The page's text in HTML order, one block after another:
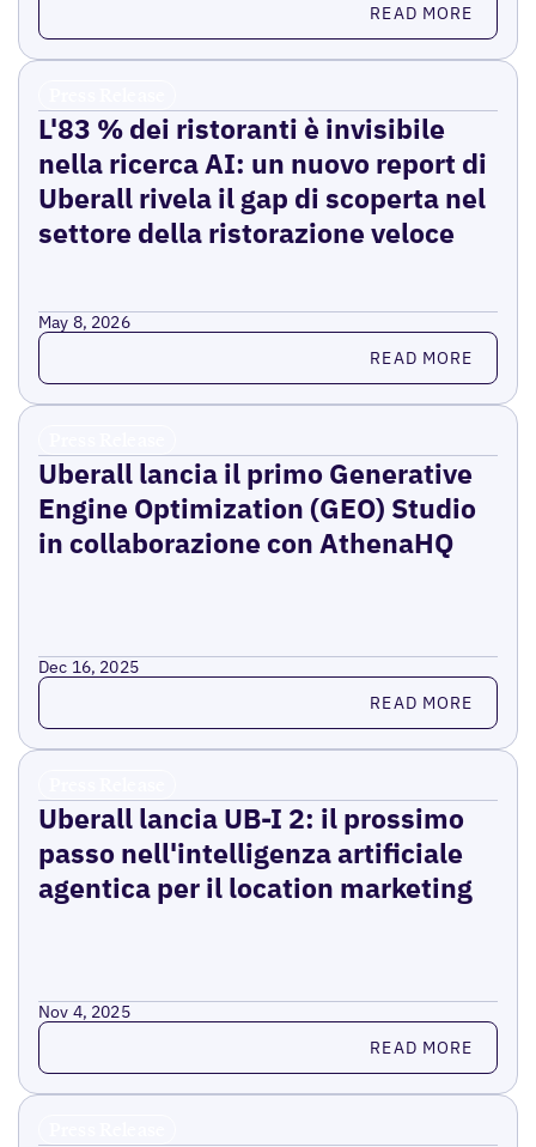
READ MORE
L'83 % dei ristoranti è invisibile
nella ricerca AI: un nuovo report di
Uberall rivela il gap di scoperta nel
settore della ristorazione veloce
May 8, 2026
Read more READ MORE
Uberall lancia il primo Generative
Engine Optimization (GEO) Studio
in collaborazione con AthenaHQ
Dec 16, 2025
Read more READ MORE
Uberall lancia UB-I 2: il prossimo
passo nell'intelligenza artificiale
agentica per il location marketing
Nov 4, 2025
Read more READ MORE